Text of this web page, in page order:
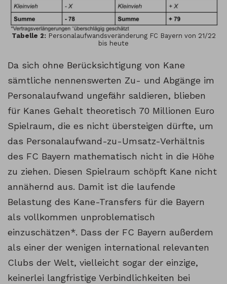
Tabelle 2: Personalaufwandsveränderung FC Bayern von 21/22
bis heute
Da sich ohne Berücksichtigung von Kane
sämtliche nennenswerten Zu- und Abgänge im
Personalaufwand ungefähr saldieren, blieben
für Kanes Gehalt theoretisch 70 Millionen Euro
Spielraum, die es nicht übersteigen dürfte, um
das Personalaufwand-zu-Umsatz-Verhältnis
des FC Bayern mathematisch nicht in die Höhe
zu ziehen. Diesen Spielraum schöpft Kane nicht
annähernd aus. Damit ist die laufende
Belastung des Kane-Transfers für die Bayern
als vollkommen unproblematisch
einzuschätzen*. Dass der FC Bayern außerdem
als einer der wenigen international relevanten
Clubs der Welt, vielleicht sogar der einzige,
keinerlei langfristige Verbindlichkeiten bei